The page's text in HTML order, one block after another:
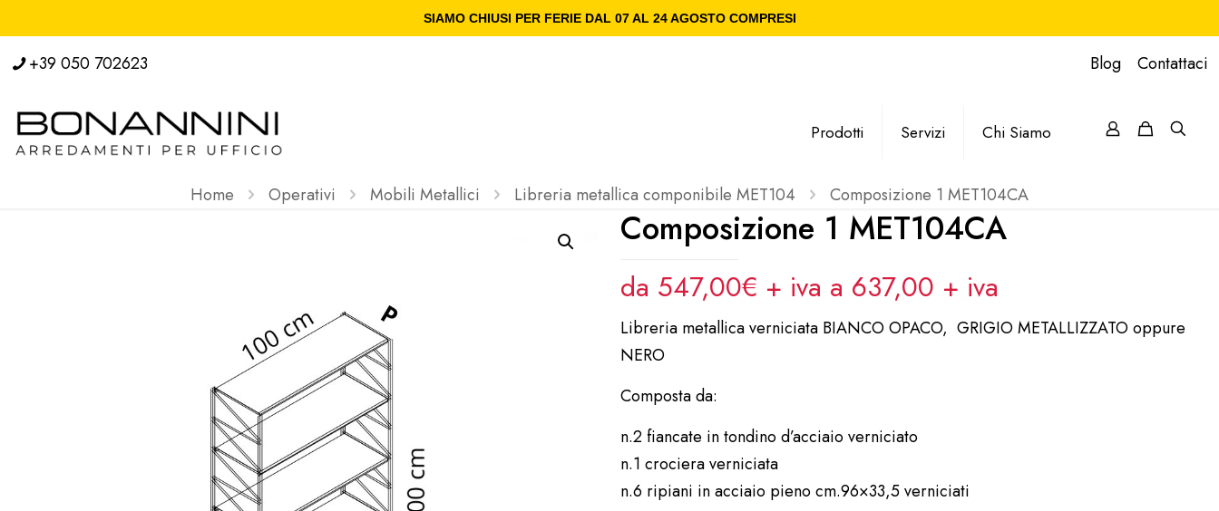
SIAMO CHIUSI PER FERIE DAL 07 AL 24 AGOSTO COMPRESI
+39 050 702623 Blog Contattaci
Prodotti Servizi Chi Siamo
Home Operativi Mobili Metallici Libreria metallica componibile MET104 Composizione 1 MET104CA
Composizione 1 MET104CA
da 547,00€ + iva a 637,00 + iva
Libreria metallica verniciata BIANCO OPACO, GRIGIO METALLIZZATO oppure
NERO
Composta da:
n.2 fiancate in tondino d’acciaio verniciato
n.1 crociera verniciata
n.6 ripiani in acciaio pieno cm.96×33,5 verniciati